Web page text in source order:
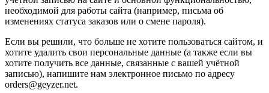
необходимой для работы сайта (например, письма об
изменениях статуса заказов или о смене пароля).
Если вы решили, что больше не хотите пользоваться сайтом, и
хотите удалить свои персональные данные (а также если вы
хотите получить все данные, связанные с вашей учётной
записью), напишите нам электронное письмо по адресу
orders@geyzer.net.